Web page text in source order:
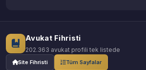
Avukat Fihristi
202.363 avukat profili tek listede
Site Fihristi Tüm Sayfalar